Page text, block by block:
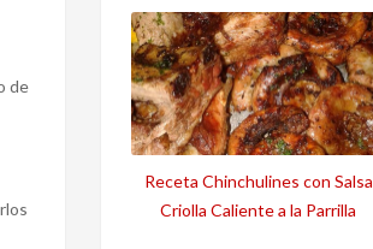
de
Receta Chinchulines con Salsa
Criolla Caliente a la Parrilla